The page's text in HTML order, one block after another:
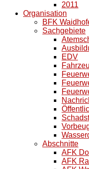
2011
Organisation
BFK
Sachgebiete
EDV
Abschnitte
AFK
AFK